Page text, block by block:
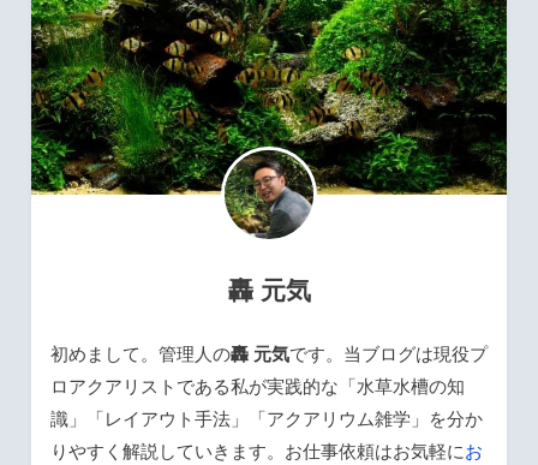
轟 元気
初めまして。管理人の轟 元気です。当ブログは現役プ
ロアクアリストである私が実践的な「水草水槽の知
識」「レイアウト手法」「アクアリウム雑学」を分か
りやすく解説していきます。お仕事依頼はお気軽にお